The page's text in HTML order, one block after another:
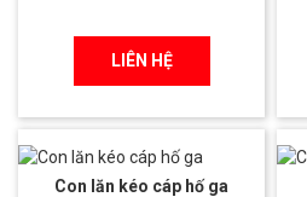
LIÊN HỆ
Con lăn kéo cáp hố ga